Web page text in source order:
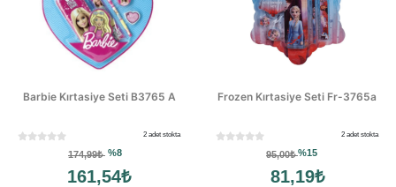
Barbie Kırtasiye Seti B3765 A
2 adet stokta
174,99₺ %8
161,54₺
Frozen Kırtasiye Seti Fr-3765a
2 adet stokta
95,00₺%15
81,19₺